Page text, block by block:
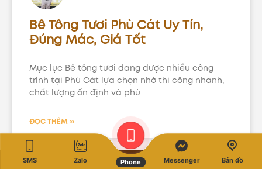
Bê Tông Tươi Phù Cát Uy Tín,
Đúng Mác, Giá Tốt
Mục lục Bê tông tươi đang được nhiều công
trình tại Phù Cát lựa chọn nhờ thi công nhanh,
chất lượng ổn định và phù
ĐỌC THÊM »
SMS Zalo Phone Messenger Bản đồ